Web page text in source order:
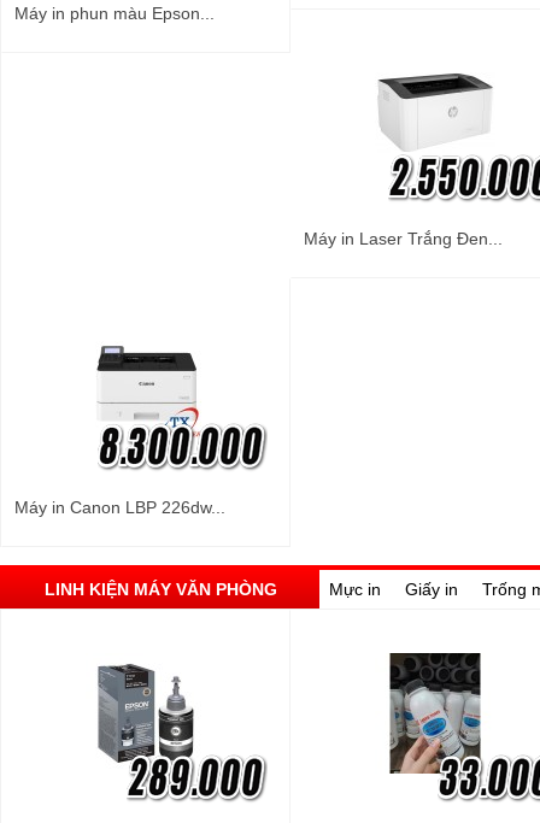
Máy in phun màu Epson...
Máy in Laser Trắng Đen...
Máy in Canon LBP 226dw...
LINH KIỆN MÁY VĂN PHÒNG Mực in Giấy in Trống